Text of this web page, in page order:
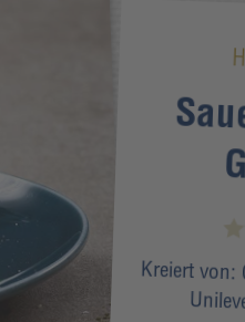
Kreiert von: